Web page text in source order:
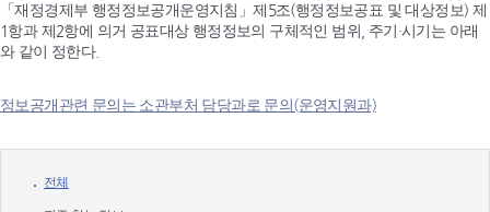
「재정경제부 행정정보공개운영지침」제5조(행정정보공표 및 대상정보) 제
1항과 제2항에 의거 공표대상 행정정보의 구체적인 범위, 주기·시기는 아래
와 같이 정한다.
정보공개관련 문의는 소관부처 담당과로 문의(운영지원과)
전체